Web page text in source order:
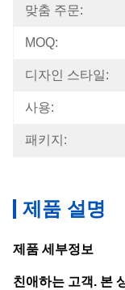
맞춤 주문:
MOQ:
디자인 스타일:
사용:
패키지:
제품 설명
제품 세부정보
친애하는 고객. 본